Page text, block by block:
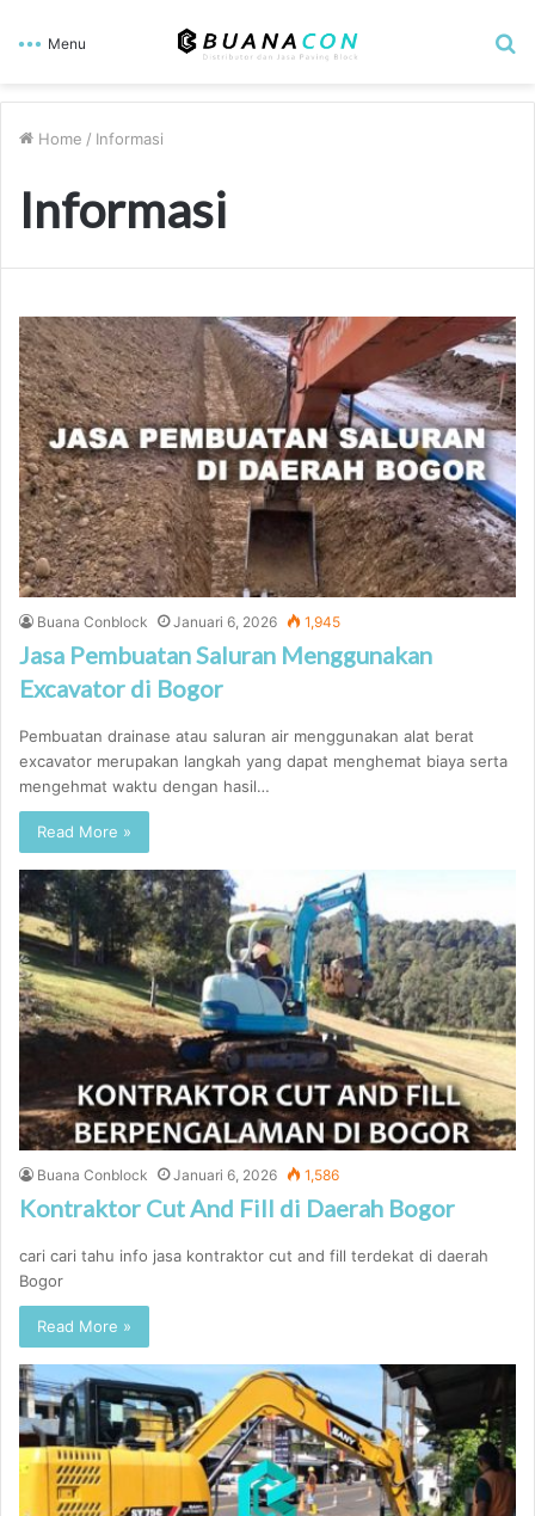
Menu
Home / Informasi
Informasi
Buana Conblock Januari 6, 2026 1,945
Jasa Pembuatan Saluran Menggunakan
Excavator di Bogor
Pembuatan drainase atau saluran air menggunakan alat berat
excavator merupakan langkah yang dapat menghemat biaya serta
mengehmat waktu dengan hasil…
Read More »
Buana Conblock Januari 6, 2026 1,586
Kontraktor Cut And Fill di Daerah Bogor
cari cari tahu info jasa kontraktor cut and fill terdekat di daerah
Bogor
Read More »